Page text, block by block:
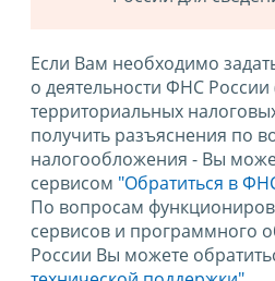
Если Вам необходимо
о деятельности ФНС России
территориальных
получить разъяснения по
налогообложения - Вы
сервисом "Обратиться в
По вопросам
сервисов и программного
России Вы можете